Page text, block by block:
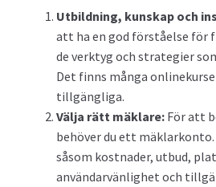
Utbildning, kunskap och
att ha en god förståelse för
de verktyg och strategier
Det finns många
tillgängliga.
Välja rätt mäklare: För att
behöver du ett
såsom kostnader, utbud,
användarvänlighet och